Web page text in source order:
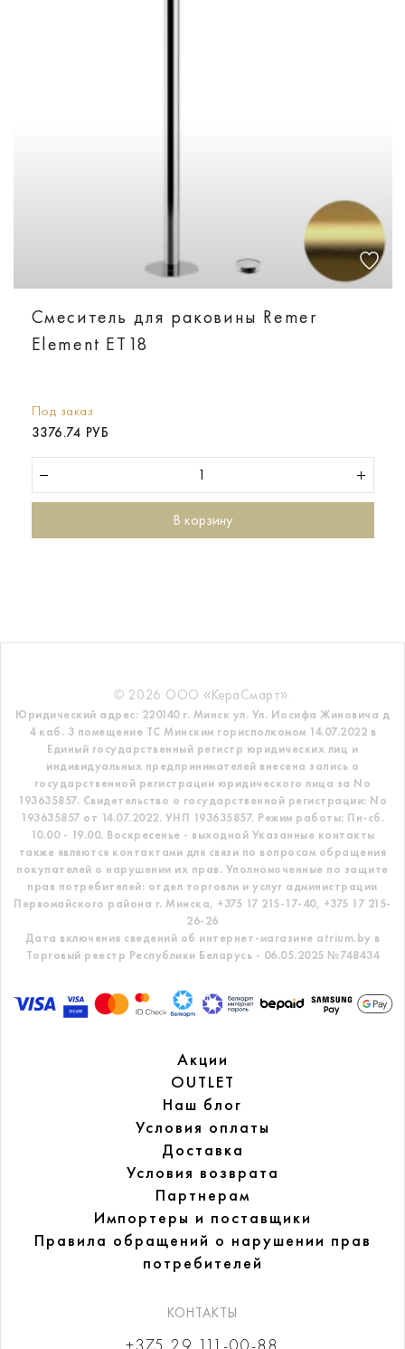
Смеситель для раковины Remer
Element ET18
Под заказ
3376.74 РУБ
В корзину
© 2026 ООО «КераСмарт».
Юридический адрес: 220140 г. Минск ул. Ул. Иосифа Жиновича д
4 каб. 3 помещение ТС Минским горисполкомом 14.07.2022 в
Единый государственный регистр юридических лиц и
индивидуальных предпринимателей внесена запись о
государственной регистрации юридического лица за No
193635857. Свидетельство о государственной регистрации: No
193635857 от 14.07.2022. УНП 193635857. Режим работы: Пн-сб.
10.00 - 19.00. Воскресенье - выходной Указанные контакты
также являются контактами для связи по вопросам обращения
покупателей о нарушении их прав. Уполномоченные по защите
прав потребителей: отдел торговли и услуг администрации
Первомайского района г. Минска, +375 17 215-17-40, +375 17 215-
26-26
Дата включения сведений об интернет-магазине atrium.by в
Торговый реестр Республики Беларусь - 06.05.2025 №748434
Акции
OUTLET
Наш блог
Условия оплаты
Доставка
Условия возврата
Партнерам
Импортеры и поставщики
Правила обращений о нарушении прав
потребителей
КОНТАКТЫ